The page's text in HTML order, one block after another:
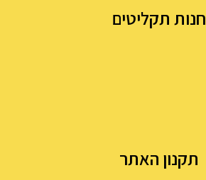
חנות תקליטים
תקנון האתר